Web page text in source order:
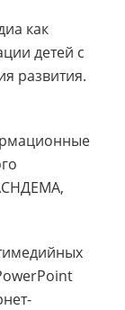
как
детей с
развития.